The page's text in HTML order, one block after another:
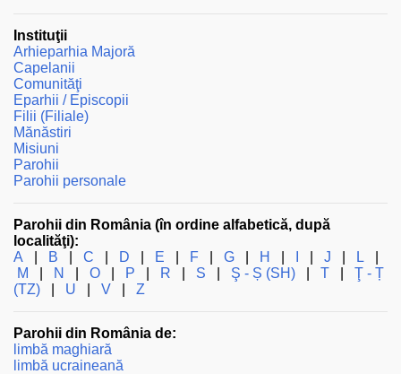
Instituţii
Arhieparhia Majoră
Capelanii
Comunităţi
Eparhii / Episcopii
Filii (Filiale)
Mănăstiri
Misiuni
Parohii
Parohii personale
Parohii din România (în ordine alfabetică, după
localităţi):
A
B C D E F G H J L
M
N O P R S Ş - Ș (SH) T
Ţ - Ț
(TZ)
U V Z
Parohii din România de:
limbă maghiară
limbă ucraineană